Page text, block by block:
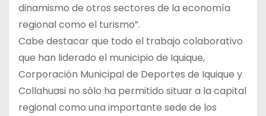
dinamismo de otros sectores de la economía
regional como el turismo”.
Cabe destacar que todo el trabajo colaborativo
que han liderado el municipio de Iquique,
Corporación Municipal de Deportes de Iquique y
Collahuasi no sólo ha permitido situar a la capital
regional como una importante sede de los